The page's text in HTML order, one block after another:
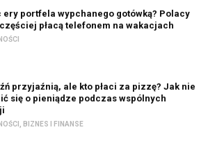
ery portfela wypchanego gotówką? Polacy
płacą telefonem na wakacjach
przyjaźnią, ale kto płaci za pizzę? Jak nie
się o pieniądze podczas wspólnych
BIZNES I FINANSE